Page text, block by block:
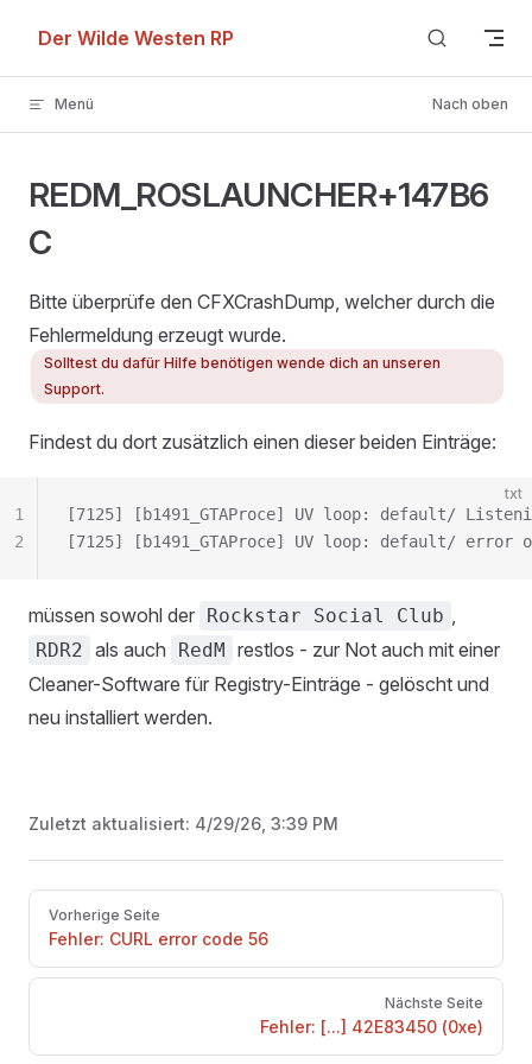
Skip to content
Der Wilde Westen RP
Menü Nach oben
REDM_ROSLAUNCHER+147B6
C
Bitte überprüfe den CFXCrashDump, welcher durch die
Fehlermeldung erzeugt wurde.
Solltest du dafür Hilfe benötigen wende dich an unseren
Support.
Findest du dort zusätzlich einen dieser beiden Einträge:
txt
[7125] [b1491_GTAProce] UV loop: default/
[7125] [b1491_GTAProce] UV loop: default/ error
1
2
müssen sowohl der Rockstar Social Club ,
RDR2 als auch RedM restlos - zur Not auch mit einer
Cleaner-Software für Registry-Einträge - gelöscht und
neu installiert werden.
Zuletzt aktualisiert: 4/29/26, 3:39 PM
Pager
Vorherige Seite
Fehler: CURL error code 56
Nächste Seite
Fehler: [...] 42E83450 (0xe)